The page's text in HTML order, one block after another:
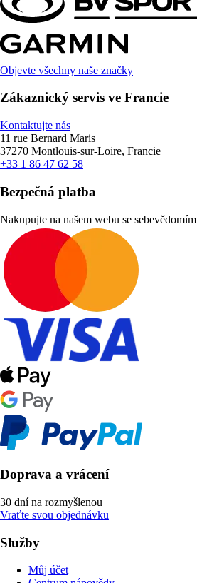
Objevte všechny naše značky
Zákaznický servis ve Francie
Kontaktujte nás
11 rue Bernard Maris
37270 Montlouis-sur-Loire, Francie
+33 1 86 47 62 58
Bezpečná platba
Nakupujte na našem webu se sebevědomím
Doprava a vrácení
30 dní na rozmyšlenou
Vraťte svou objednávku
Služby
Můj účet